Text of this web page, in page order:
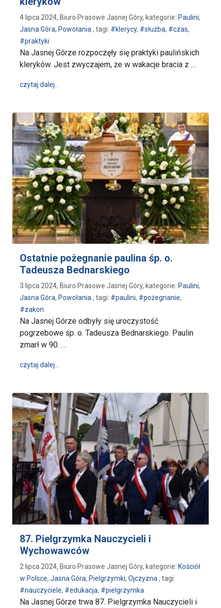
4 lipca 2024, Biuro Prasowe Jasnej Góry, kategorie: Paulini,
Jasna Góra, Powołania , tagi: #klerycy, #służba, #czas,
#praktyki
Na Jasnej Górze rozpoczęły się praktyki paulińskich
kleryków. Jest zwyczajem, że w wakacje bracia z …
czytaj dalej…
Ostatnie pożegnanie paulina śp. o.
Tadeusza Bednarskiego
3 lipca 2024, Biuro Prasowe Jasnej Góry, kategorie: Paulini,
Jasna Góra, Powołania, tagi: #paulini, #pożegnanie,
#zakon
Na Jasnej Górze odbyły się uroczystość
pogrzebowe śp. o. Tadeusza Bednarskiego. Paulin
zmarł w 90. …
czytaj dalej…
87. Pielgrzymka Nauczycieli i
Wychowawców
2 lipca 2024, Biuro Prasowe Jasnej Góry, kategorie: Kościół
w Polsce, Jasna Góra, Pielgrzymki, Ojczyzna , tagi:
#nauczyciele, #edukacja, #pielgrzymka
Na Jasnej Górze trwa 87. Pielgrzymka Nauczycieli i